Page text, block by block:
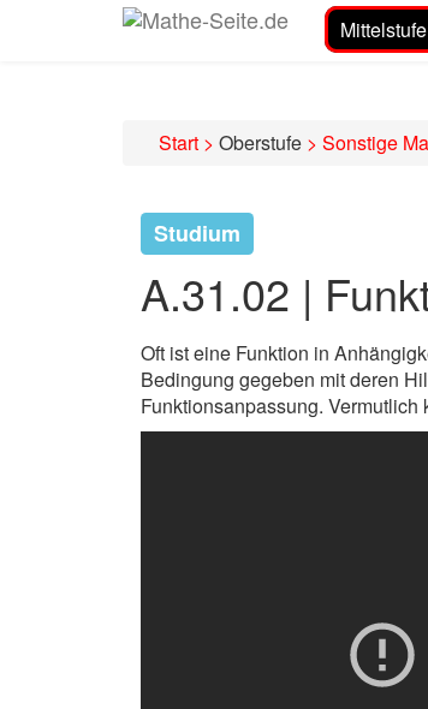
Start > Oberstufe > Sonstige
Studium
A.31.02 |
Oft ist eine Funktion in
Bedingung gegeben mit deren
Funktionsanpassung. Vermutlich